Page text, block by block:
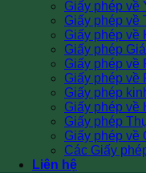
Giấy phép về
Giấy phép về
Giấy phép về
Giấy phép
Giấy phép về
Giấy phép về
Giấy phép
Giấy phép về
Giấy phép
Giấy phép về
Các Giấy
Liên hệ